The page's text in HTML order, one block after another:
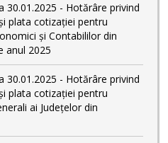
30.01.2025 - Hotărâre privind
plata cotizației pentru
și Contabililor din
anul 2025
30.01.2025 - Hotărâre privind
plata cotizației pentru
ai Județelor din